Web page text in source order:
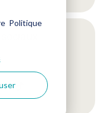
Politique